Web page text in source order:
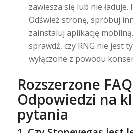
zawiesza się lub nie ładuje.
Odśwież stronę, spróbuj
zainstaluj aplikację
sprawdź, czy RNG nie jest
wyłączone z powodu
Rozszerzone
Odpowiedzi na
pytania